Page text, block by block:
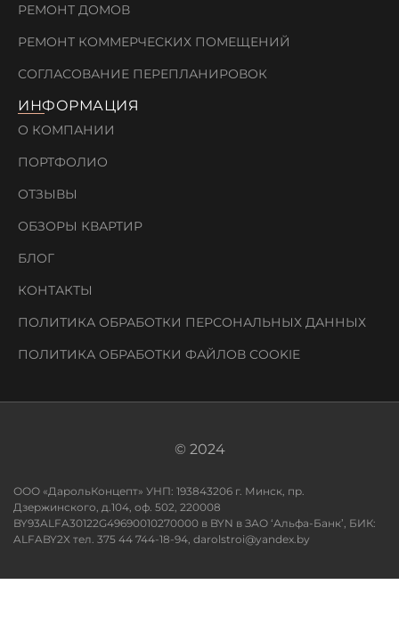
РЕМОНТ ДОМОВ
РЕМОНТ КОММЕРЧЕСКИХ ПОМЕЩЕНИЙ
СОГЛАСОВАНИЕ ПЕРЕПЛАНИРОВОК
ИНФОРМАЦИЯ
О КОМПАНИИ
ПОРТФОЛИО
ОТЗЫВЫ
ОБЗОРЫ КВАРТИР
БЛОГ
КОНТАКТЫ
ПОЛИТИКА ОБРАБОТКИ ПЕРСОНАЛЬНЫХ ДАННЫХ
ПОЛИТИКА ОБРАБОТКИ ФАЙЛОВ COOKIE
© 2024
ООО «ДарольКонцепт» УНП: 193843206 г. Минск, пр.
Дзержинского, д.104, оф. 502, 220008
BY93ALFA30122G49690010270000 в BYN в ЗАО ‘Альфа-Банк’, БИК:
ALFABY2X тел. 375 44 744-18-94, darolstroi@yandex.by